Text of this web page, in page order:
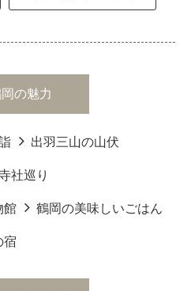
の魅力
出羽三山の山伏
社巡り
館 鶴岡の美味しいごはん
宿